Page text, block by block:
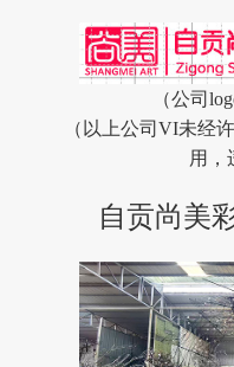
（公司
（以上公司VI未经
用，
自贡尚美